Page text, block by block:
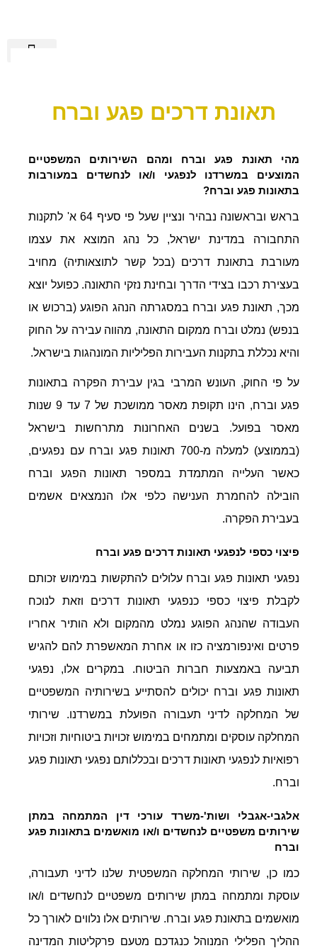
תאונת דרכים פגע וברח
מהי תאונת פגע וברח ומהם השירותים המשפטיים
המוצעים במשרדנו לנפגעי ו/או לנחשדים במעורבות
בתאונות פגע וברח?
בראש ובראשונה נבהיר ונציין שעל פי סעיף 64 א' לתקנות
התחבורה במדינת ישראל, כל נהג המוצא את עצמו
מעורבת בתאונת דרכים (בכל קשר לתוצאותיה) מחויב
בעצירת רכבו בצידי הדרך ובחינת נזקי התאונה. כפועל יוצא
מכך, תאונת פגע וברח במסגרתה הנהג הפוגע (ברכוש או
בנפש) נמלט וברח ממקום התאונה, מהווה עבירה על החוק
והיא נכללת בתקנות העבירות הפליליות המונהגות בישראל.
על פי החוק, העונש המרבי בגין עבירת הפקרה בתאונות
פגע וברח, הינו תקופת מאסר ממושכת של 7 עד 9 שנות
מאסר בפועל. בשנים האחרונות מתרחשות בישראל
(בממוצע) למעלה מ-700 תאונות פגע וברח עם נפגעים,
כאשר העלייה המתמדת במספר תאונות הפגע וברח
הובילה להחמרת הענישה כלפי אלו הנמצאים אשמים
בעבירת הפקרה.
פיצוי כספי לנפגעי תאונות דרכים פגע וברח
נפגעי תאונות פגע וברח עלולים להתקשות במימוש זכותם
לקבלת פיצוי כספי כנפגעי תאונות דרכים וזאת לנוכח
העבודה שהנהג הפוגע נמלט מהמקום ולא הותיר אחריו
פרטים ואינפורמציה כזו או אחרת המאשפרת להם להגיש
תביעה באמצעות חברות הביטוח. במקרים אלו, נפגעי
תאונות פגע וברח יכולים להסתייע בשירותיה המשפטיים
של המחלקה לדיני תעבורה הפועלת במשרדנו. שירותי
המחלקה עוסקים ומתמחים במימוש זכויות ביטוחיות וזכויות
רפואיות לנפגעי תאונות דרכים ובכללותם נפגעי תאונות פגע
וברח.
אלגבי-אגבלי ושות'-משרד עורכי דין המתמחה במתן
שירותים משפטיים לנחשדים ו/או מואשמים בתאונות פגע
וברח
כמו כן, שירותי המחלקה המשפטית שלנו לדיני תעבורה,
עוסקת ומתמחה במתן שירותים משפטיים לנחשדים ו/או
מואשמים בתאונת פגע וברח. שירותים אלו נלווים לאורך כל
ההליך הפלילי המנוהל כנגדכם מטעם פרקליטות המדינה